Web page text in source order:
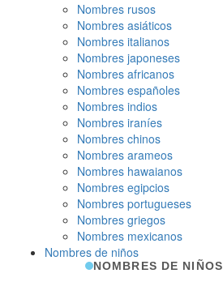
Nombres rusos
Nombres asiáticos
Nombres italianos
Nombres japoneses
Nombres africanos
Nombres españoles
Nombres indios
Nombres iraníes
Nombres chinos
Nombres arameos
Nombres hawaianos
Nombres egipcios
Nombres portugueses
Nombres griegos
Nombres mexicanos
Nombres de niños
NOMBRES DE NIÑOS